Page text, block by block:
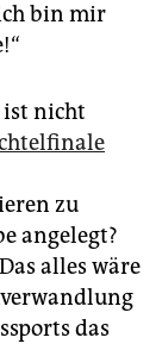
ich bin mir
ist nicht
zu
angelegt?
alles wäre
das